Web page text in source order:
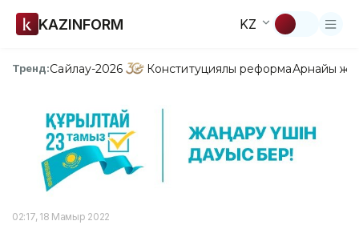
KAZINFORM KZ
Тренд:Сайлау-2026 Конституциялық реформаАрнайы
02:17, 18 Мамыр 2022